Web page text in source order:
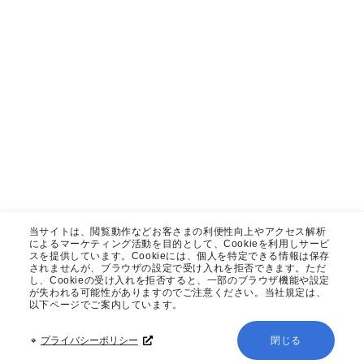
当サイトは、閲覧動作などお客さまの利便性向上やアクセス解析
によるマーケティング活動を目的として、Cookieを利用しサービ
スを提供しています。Cookieには、個人を特定できる情報は保存
されませんが、ブラウザの設定で受け入れを拒否できます。ただ
し、Cookieの受け入れを拒否すると、一部のブラウザ機能や設定
が失われる可能性がありますのでご注意ください。当社規定は、
以下ページでご案内しています。
プライバシーポリシー 閉じる